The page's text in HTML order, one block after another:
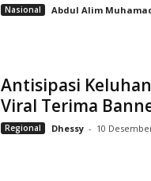
Nasional Abdul Alim
Antisipasi
Viral Terima
Regional Dhessy - 10